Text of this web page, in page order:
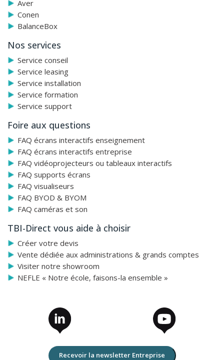
Aver
Conen
BalanceBox
Nos services
Service conseil
Service leasing
Service installation
Service formation
Service support
Foire aux questions
FAQ écrans interactifs enseignement
FAQ écrans interactifs entreprise
FAQ vidéoprojecteurs ou tableaux interactifs
FAQ supports écrans
FAQ visualiseurs
FAQ BYOD & BYOM
FAQ caméras et son
TBI-Direct vous aide à choisir
Créer votre devis
Vente dédiée aux administrations & grands comptes
Visiter notre showroom
NEFLE « Notre école, faisons-la ensemble »
Recevoir la newsletter Entreprise